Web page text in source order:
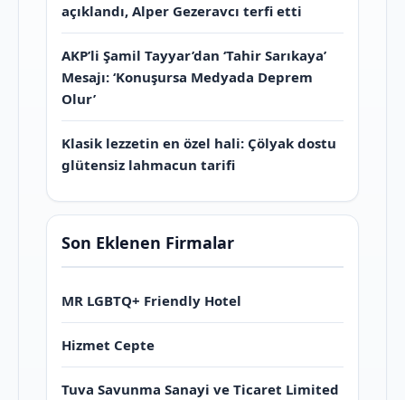
açıklandı, Alper Gezeravcı terfi etti
AKP’li Şamil Tayyar’dan ‘Tahir Sarıkaya’
Mesajı: ‘Konuşursa Medyada Deprem
Olur’
Klasik lezzetin en özel hali: Çölyak dostu
glütensiz lahmacun tarifi
Son Eklenen Firmalar
MR LGBTQ+ Friendly Hotel
Hizmet Cepte
Tuva Savunma Sanayi ve Ticaret Limited